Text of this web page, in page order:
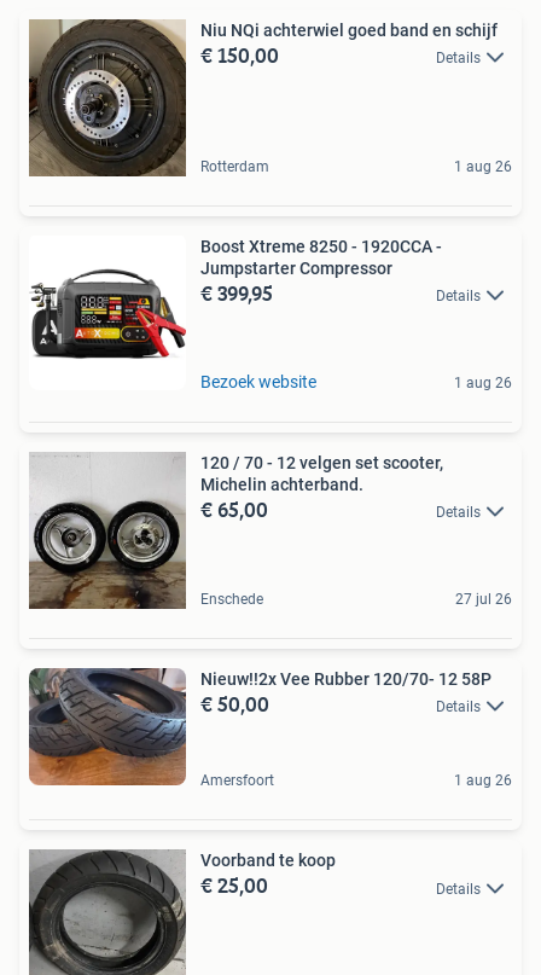
Niu NQi achterwiel goed band en schijf
€ 150,00 Details
Rotterdam 1 aug 26
Boost Xtreme 8250 - 1920CCA -
Jumpstarter Compressor
€ 399,95 Details
Bezoek website 1 aug 26
120 / 70 - 12 velgen set scooter,
Michelin achterband.
€ 65,00 Details
Enschede 27 jul 26
Nieuw!!2x Vee Rubber 120/70- 12 58P
€ 50,00 Details
Amersfoort 1 aug 26
Voorband te koop
€ 25,00 Details